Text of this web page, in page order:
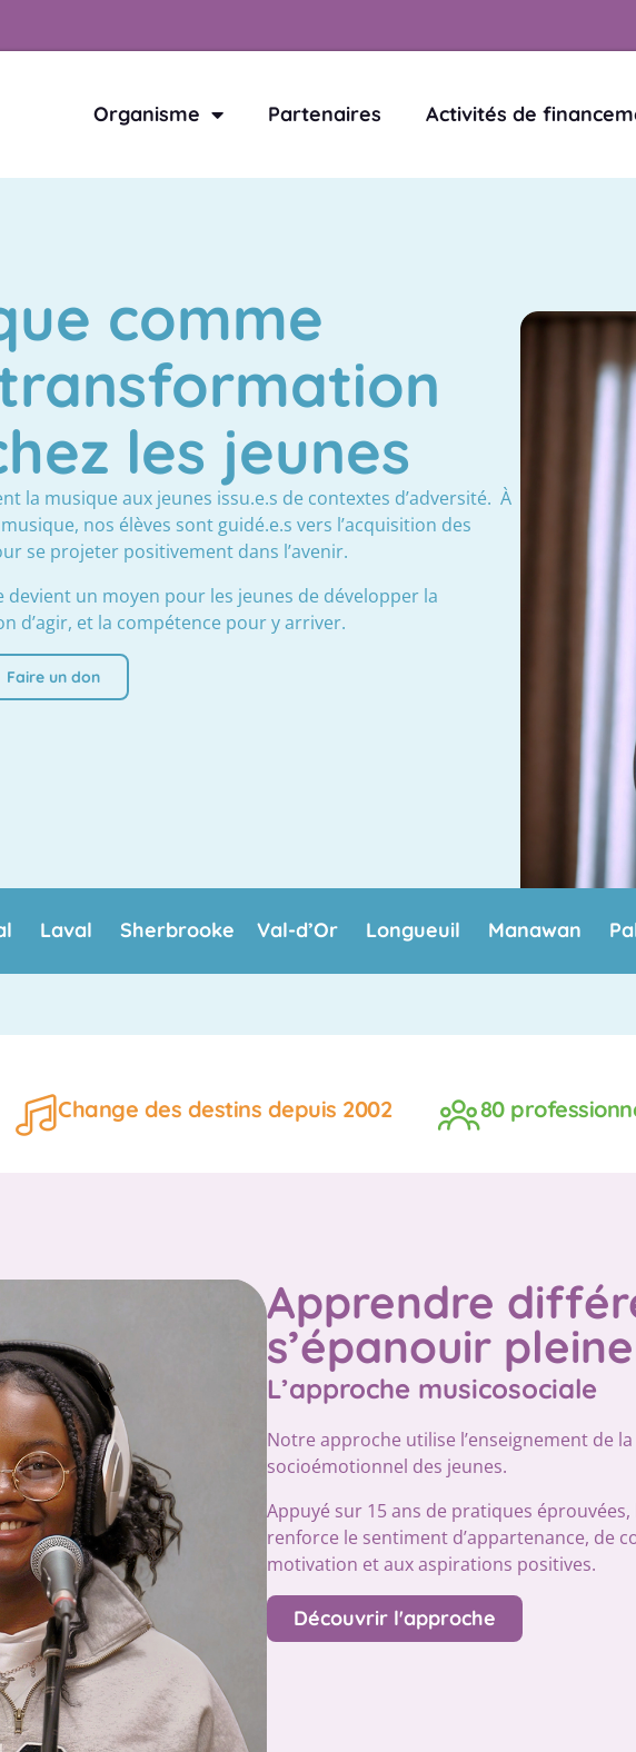
Organisme Partenaires Activités de
comme
les jeunes
la musique aux jeunes issu.e.s de contextes d’adversité. À
nos élèves sont guidé.e.s vers l’acquisition des
se projeter positivement dans l’avenir.
devient un moyen pour les jeunes de développer la
d’agir, et la compétence pour y arriver.
Faire un don
Laval Sherbrooke Val-d’Or Longueuil Manawan
Change des destins depuis 2002 80
Apprendre
s’épanouir
L’approche musicosociale
Notre approche utilise l’enseignement de
socioémotionnel des jeunes.
Appuyé sur 15 ans de pratiques
renforce le sentiment d’appartenance, de
motivation et aux aspirations positives.
Découvrir l'approche